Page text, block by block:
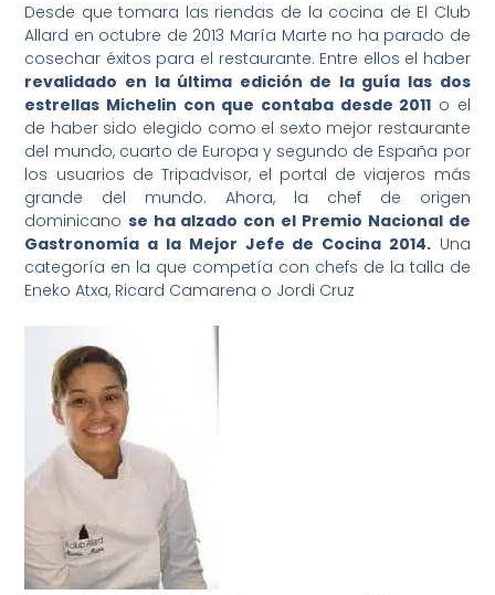
Desde que tomara las riendas de la cocina de El Club
Allard en octubre de 2013 María Marte no ha parado de
cosechar éxitos para el restaurante. Entre ellos el haber
revalidado en la última edición de la guía las dos
estrellas Michelin con que contaba desde 2011 o el
de haber sido elegido como el sexto mejor restaurante
del mundo, cuarto de Europa y segundo de España por
los usuarios de Tripadvisor, el portal de viajeros más
grande del mundo. Ahora, la chef de origen
dominicanose ha alzado con el Premio Nacional de
Gastronomía a la Mejor Jefe de Cocina 2014.Una
categoría en la que competía con chefs de la talla de
Eneko Atxa, Ricard Camarena o Jordi Cruz